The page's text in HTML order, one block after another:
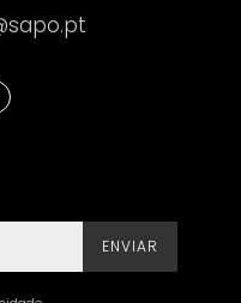
ENVIAR